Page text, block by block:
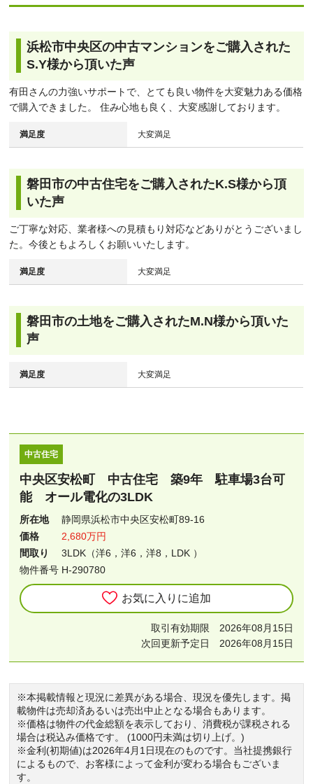
浜松市中央区の中古マンションをご購入された
S.Y様から頂いた声
有田さんの力強いサポートで、とても良い物件を大変魅力ある価格
で購入できました。 住み心地も良く、大変感謝しております。
満足度 大変満足
磐田市の中古住宅をご購入されたK.S様から頂
いた声
ご丁寧な対応、業者様への見積もり対応などありがとうございまし
た。今後ともよろしくお願いいたします。
満足度 大変満足
磐田市の土地をご購入されたM.N様から頂いた
声
満足度 大変満足
中古住宅
中央区安松町 中古住宅 築9年 駐車場3台可
能 オール電化の3LDK
所在地
静岡県浜松市中央区安松町89-16
価格
2,680万円
間取り
3LDK（洋6，洋6，洋8，LDK ）
物件番号 H-290780
お気に入りに追加
取引有効期限 2026年08月15日
次回更新予定日 2026年08月15日
※本掲載情報と現況に差異がある場合、現況を優先します。掲
載物件は売却済あるいは売出中止となる場合もあります。
※価格は物件の代金総額を表示しており、消費税が課税される
場合は税込み価格です。 (1000円未満は切り上げ。)
※金利(初期値)は2026年4月1日現在のものです。当社提携銀行
によるもので、お客様によって金利が変わる場合もございま
す。